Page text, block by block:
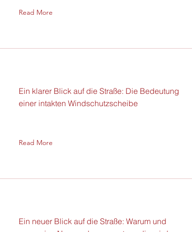
Read More
Ein klarer Blick auf die Straße: Die Bedeutung
einer intakten Windschutzscheibe
Read More
Ein neuer Blick auf die Straße: Warum und